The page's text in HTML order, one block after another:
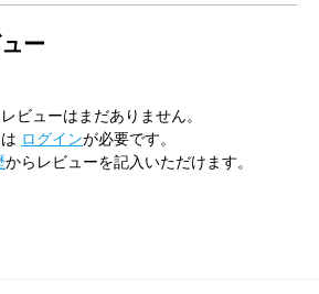
ー
ビューはまだありません。
ログインが必要です。
からレビューを記入いただけます。